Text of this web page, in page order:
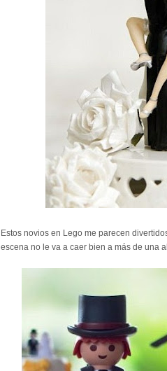
Estos novios en Lego me parecen
escena no le va a caer bien a más de una